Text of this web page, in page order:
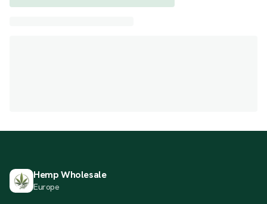
Hemp Wholesale
Europe